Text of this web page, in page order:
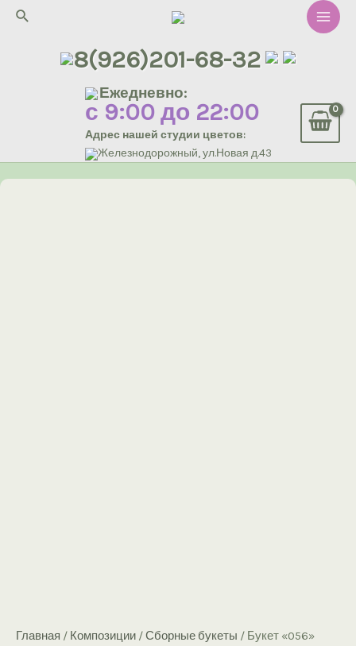
Перейти
Поиск
Main
8(926)201-68-32
Ежедневно:
с 9:00 до 22:00
Адрес нашей студии цветов:
Железнодорожный, ул.Новая д.43
Главная / Композиции /Сборные букеты / Букет «056»